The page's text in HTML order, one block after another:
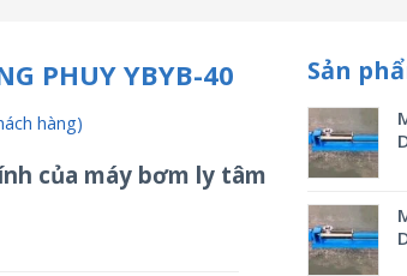
Sản
PHUY YBYB-40
hàng)
của máy bơm ly tâm